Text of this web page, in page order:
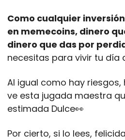
Como cualquier
en memecoins, dinero
dinero que das por
necesitas para vivir tu día
Al igual como hay
ve esta jugada maestra
estimada Dulce👀
Por cierto, si lo lees,